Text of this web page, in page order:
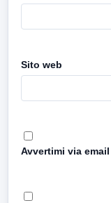
Sito web
Avvertimi via